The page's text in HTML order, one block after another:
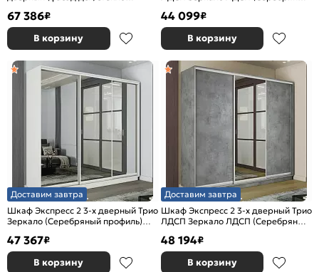
Табачный
67 386₽
В корзину
1800x2200x600
44 099₽
В корзину
Доставим завтра
Шкаф Экспресс 2 3-х дверный Трио
Зеркало (Серебряный профиль)
47 367₽
В корзину
Доставим завтра
Шкаф Экспресс 2 3-х дверный Трио
ЛДСП Зеркало ЛДСП (Серебряный
48 194₽
В корзину